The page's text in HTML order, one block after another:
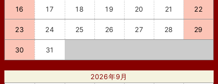
16 17 18 19 20 21 22
23 24 25 26 27 28 29
30 31
2026年9月